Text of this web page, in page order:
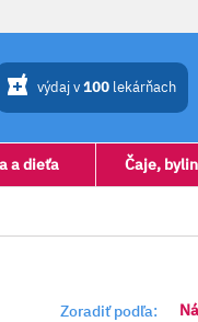
výdaj v100 lekárňach
a dieťa Čaje,
Zoradiť podľa: